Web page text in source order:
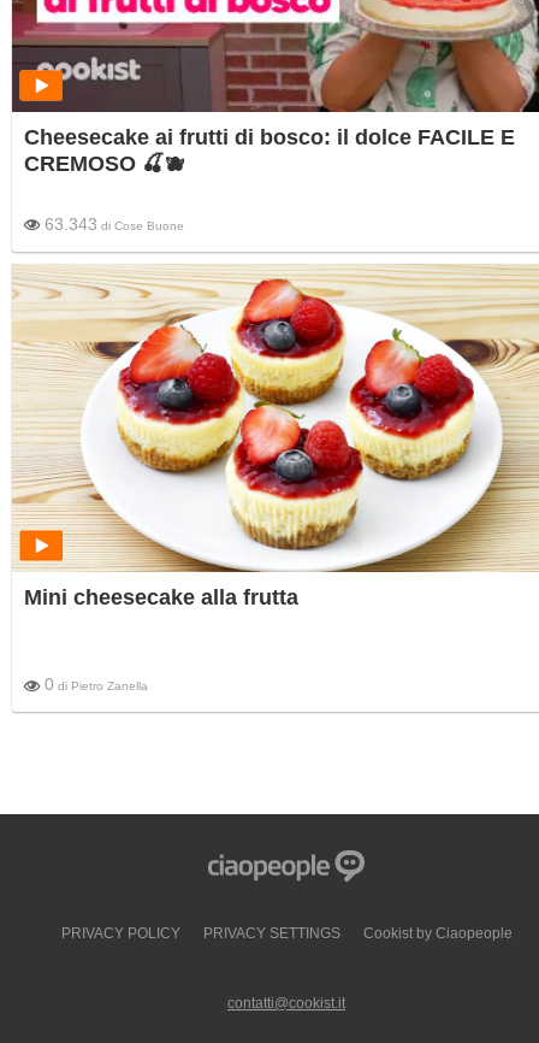
Cheesecake ai frutti di bosco: il dolce FACILE E
CREMOSO 🍒🫐
63.343 di Cose Buone
Mini cheesecake alla frutta
0 di Pietro Zanella
PRIVACY POLICY PRIVACY SETTINGS Cookist by Ciaopeople
contatti@cookist.it